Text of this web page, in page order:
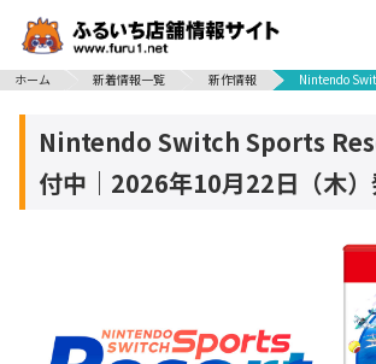
ホーム
新着情報一覧 新作情報 Nintendo
Nintendo Switch Sports
付中｜2026年10月22日（木